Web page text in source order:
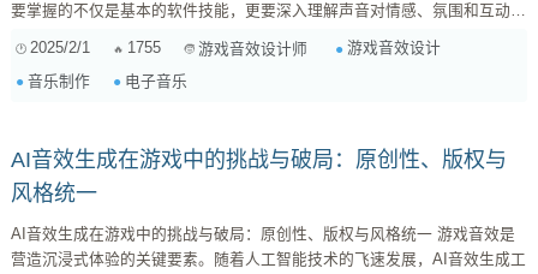
要掌握的不仅是基本的软件技能，更要深入理解声音对情感、氛围和互动性
要。常见的软件如 Ableton Live、Logic Pro X、Pro Tools 等，各有特色。
对于初学...
2025/2/1 1755 游戏音效设计师
游戏音效设计
音乐制作
电子音乐
AI音效生成在游戏中的挑战与破局：原创性、版权与
风格统一
AI音效生成在游戏中的挑战与破局：原创性、版权与风格统一 游戏音效是
营造沉浸式体验的关键要素。随着人工智能技术的飞速发展，AI音效生成工